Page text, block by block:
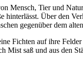
Mensch, Tier und
Über den
gegenüber dem
Fichten auf ihre
Mist saß und aus den